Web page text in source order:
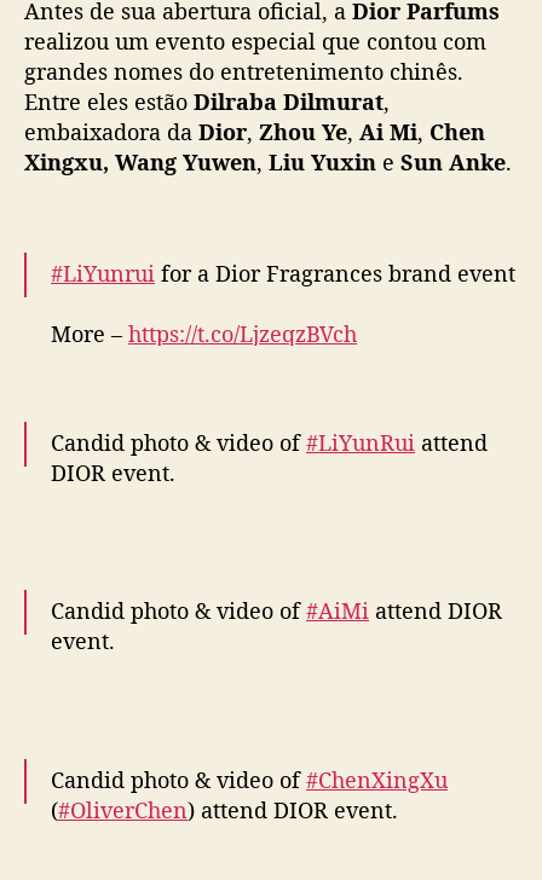
a
i
s
e
m
X
a
pic.twitter.com/sEoC77vV3a
— fkshi (@FKShi)September 12, 2025
Antes de sua abertura oficial, a Dior Parfums
realizou um evento especial que contou com
grandes nomes do entretenimento chinês.
Entre eles estão Dilraba Dilmurat,
embaixadora da Dior, Zhou Ye, Ai Mi, Chen
Xingxu, Wang Yuwen, Liu Yuxin e Sun Anke.
#LiYunrui for a Dior Fragrances brand event
More – https://t.co/LjzeqzBVch
September 12, 2025
Candid photo & video of#LiYunRui attend
DIOR event.
— fkshi (@FKShi)September 12, 2025
Candid photo & video of#AiMi attend DIOR
event.
— fkshi (@FKShi)September 12, 2025
Candid photo & video of#ChenXingXu
(#OliverChen) attend DIOR event.